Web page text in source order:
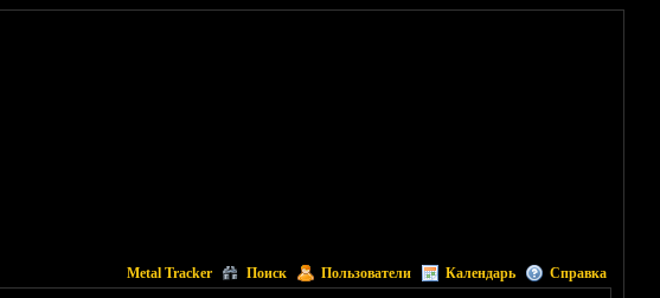
Metal Tracker Поиск Пользователи Календарь Справка